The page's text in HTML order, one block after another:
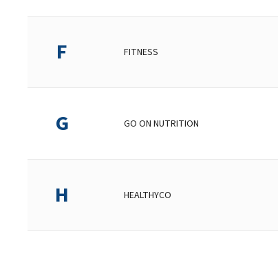
F FITNESS
G GO ON NUTRITION
H HEALTHYCO